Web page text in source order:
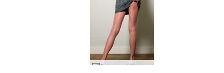
Petra rood plezier #3